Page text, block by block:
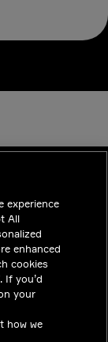
experience
All
enhanced
cookies
If you’d
your
how we